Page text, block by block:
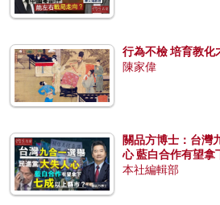
行為不檢 培育教化
陳家偉
關品方博士：台灣
心 藍白合作有望拿
本社編輯部